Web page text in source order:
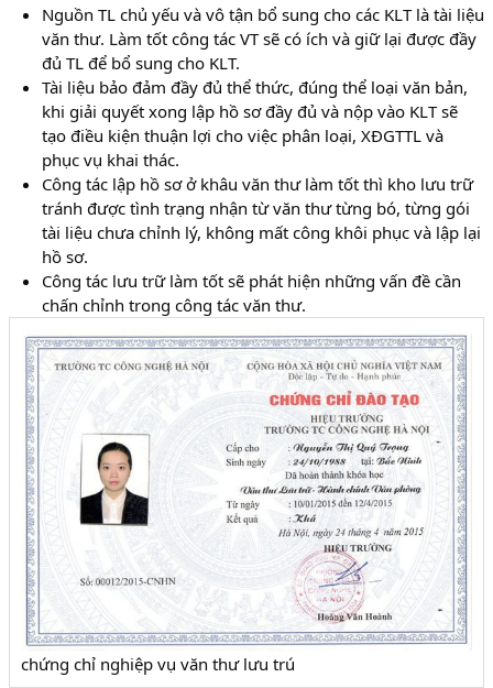
Nguồn TL chủ yếu và vô tận bổ sung cho các KLT là tài liệu
văn thư. Làm tốt công tác VT sẽ có ích và giữ lại được đầy
đủ TL để bổ sung cho KLT.
Tài liệu bảo đảm đầy đủ thể thức, đúng thể loại văn bản,
khi giải quyết xong lập hồ sơ đầy đủ và nộp vào KLT sẽ
tạo điều kiện thuận lợi cho việc phân loại, XĐGTTL và
phục vụ khai thác.
Công tác lập hồ sơ ở khâu văn thư làm tốt thì kho lưu trữ
tránh được tình trạng nhận từ văn thư từng bó, từng gói
tài liệu chưa chỉnh lý, không mất công khôi phục và lập lại
hồ sơ.
Công tác lưu trữ làm tốt sẽ phát hiện những vấn đề cần
chấn chỉnh trong công tác văn thư.
chứng chỉ nghiệp vụ văn thư lưu trú